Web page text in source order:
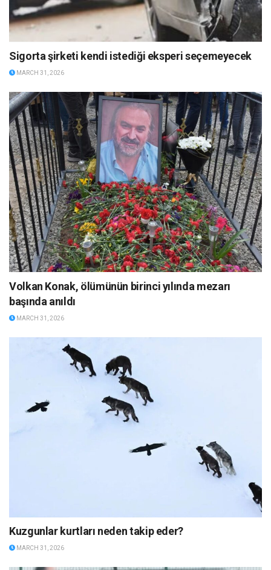
Sigorta şirketi kendi istediği eksperi seçemeyecek
MARCH 31, 2026
Volkan Konak, ölümünün birinci yılında mezarı
başında anıldı
MARCH 31, 2026
Kuzgunlar kurtları neden takip eder?
MARCH 31, 2026